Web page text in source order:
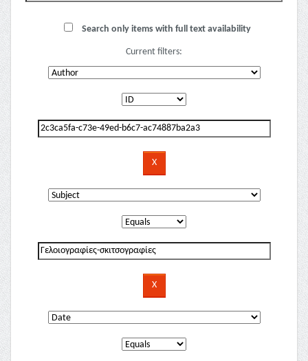
Search only items with full text availability
Current filters: